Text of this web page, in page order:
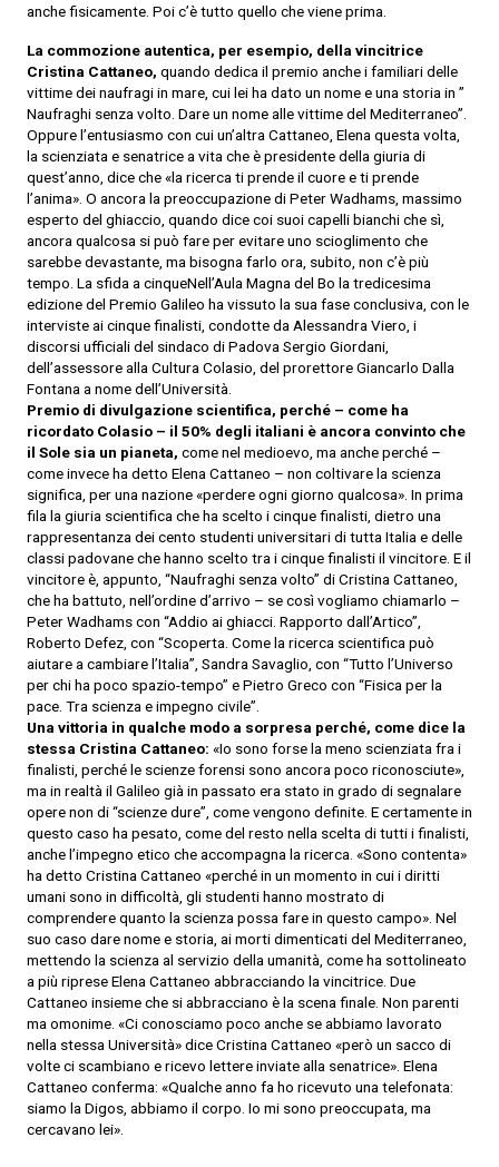
anche fisicamente. Poi c’è tutto quello che viene prima.
La commozione autentica, per esempio, della vincitrice
Cristina Cattaneo, quando dedica il premio anche i familiari delle
vittime dei naufragi in mare, cui lei ha dato un nome e una storia in ”
Naufraghi senza volto. Dare un nome alle vittime del Mediterraneo”.
Oppure l’entusiasmo con cui un’altra Cattaneo, Elena questa volta,
la scienziata e senatrice a vita che è presidente della giuria di
quest’anno, dice che «la ricerca ti prende il cuore e ti prende
l’anima». O ancora la preoccupazione di Peter Wadhams, massimo
esperto del ghiaccio, quando dice coi suoi capelli bianchi che sì,
ancora qualcosa si può fare per evitare uno scioglimento che
sarebbe devastante, ma bisogna farlo ora, subito, non c’è più
tempo. La sfida a cinqueNell’Aula Magna del Bo la tredicesima
edizione del Premio Galileo ha vissuto la sua fase conclusiva, con le
interviste ai cinque finalisti, condotte da Alessandra Viero, i
discorsi ufficiali del sindaco di Padova Sergio Giordani,
dell’assessore alla Cultura Colasio, del prorettore Giancarlo Dalla
Fontana a nome dell’Università.
Premio di divulgazione scientifica, perché – come ha
ricordato Colasio – il 50% degli italiani è ancora convinto che
il Sole sia un pianeta, come nel medioevo, ma anche perché –
come invece ha detto Elena Cattaneo – non coltivare la scienza
significa, per una nazione «perdere ogni giorno qualcosa». In prima
fila la giuria scientifica che ha scelto i cinque finalisti, dietro una
rappresentanza dei cento studenti universitari di tutta Italia e delle
classi padovane che hanno scelto tra i cinque finalisti il vincitore. E il
vincitore è, appunto, “Naufraghi senza volto” di Cristina Cattaneo,
che ha battuto, nell’ordine d’arrivo – se così vogliamo chiamarlo –
Peter Wadhams con “Addio ai ghiacci. Rapporto dall’Artico”,
Roberto Defez, con “Scoperta. Come la ricerca scientifica può
aiutare a cambiare l’Italia”, Sandra Savaglio, con “Tutto l’Universo
per chi ha poco spazio-tempo” e Pietro Greco con “Fisica per la
pace. Tra scienza e impegno civile”.
Una vittoria in qualche modo a sorpresa perché, come dice la
stessa Cristina Cattaneo: «Io sono forse la meno scienziata fra i
finalisti, perché le scienze forensi sono ancora poco riconosciute»,
ma in realtà il Galileo già in passato era stato in grado di segnalare
opere non di “scienze dure”, come vengono definite. E certamente in
questo caso ha pesato, come del resto nella scelta di tutti i finalisti,
anche l’impegno etico che accompagna la ricerca. «Sono contenta»
ha detto Cristina Cattaneo «perché in un momento in cui i diritti
umani sono in difficoltà, gli studenti hanno mostrato di
comprendere quanto la scienza possa fare in questo campo». Nel
suo caso dare nome e storia, ai morti dimenticati del Mediterraneo,
mettendo la scienza al servizio della umanità, come ha sottolineato
a più riprese Elena Cattaneo abbracciando la vincitrice. Due
Cattaneo insieme che si abbracciano è la scena finale. Non parenti
ma omonime. «Ci conosciamo poco anche se abbiamo lavorato
nella stessa Università» dice Cristina Cattaneo «però un sacco di
volte ci scambiano e ricevo lettere inviate alla senatrice». Elena
Cattaneo conferma: «Qualche anno fa ho ricevuto una telefonata:
siamo la Digos, abbiamo il corpo. Io mi sono preoccupata, ma
cercavano lei».